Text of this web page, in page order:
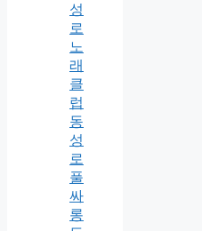
성
로
노
래
클
럽
동
성
로
풀
싸
롱